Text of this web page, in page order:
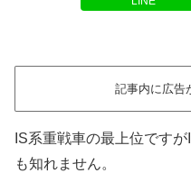
記事内に広告
IS系重戦車の最上位です
も知れません。